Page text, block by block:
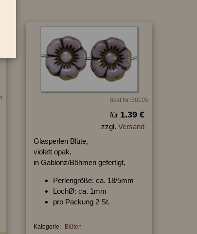
Best.Nr.:50105
für 1.39 €
zzgl. Versand
Glasperlen Blüte,
violett opak,
in Gablonz/Böhmen gefertigt,
Perlengröße: ca. 18/5mm
LochØ: ca. 1mm
pro Packung 2 St.
Kategorie: Blüten